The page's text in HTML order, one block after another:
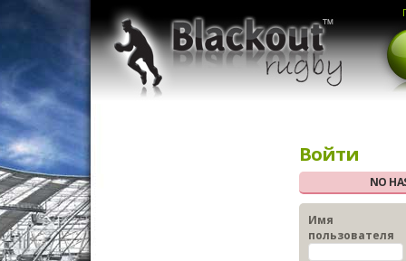
Войти
NO
Имя
пользователя